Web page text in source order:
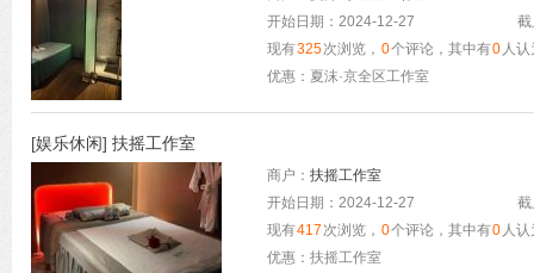
开始日期：2024-12-27
现有325次浏览， 0个评论，其中有0 人
优惠：夏沫·京全区工作室
[娱乐休闲] 扶摇工作室
商户： 扶摇工作室
开始日期：2024-12-27
现有417 次浏览， 0个评论，其中有0 人
优惠：扶摇工作室